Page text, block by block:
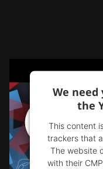
We
the
This content
trackers that
The website
with their